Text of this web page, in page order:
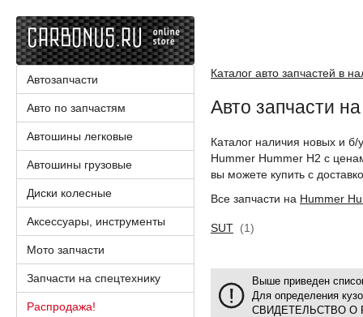
Каталог авто запчастей в
Авто запчасти
Каталог наличия новых и б/
Hummer Hummer H2 с
вы можете купить с
Все запчасти на Hummer
SUT (1)
Выше приведен
Для определения
СВИДЕТЕЛЬСТВО О
Автозапчасти
Авто по запчастям
Автошины легковые
Автошины грузовые
Диски колесные
Аксессуары, инструменты
Мото запчасти
Запчасти на спецтехнику
Распродажа!